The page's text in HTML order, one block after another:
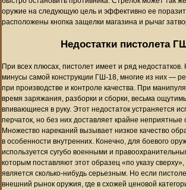
оружие на следующую цель и эффективно ее
расположены кнопка защелки магазина и рычаг
Недостатки пистолета
При всех плюсах, пистолет имеет и ряд недостатков.
минусы самой конструкции ГШ-18, многие из них —
при производстве и контроле качества. При
время заряжания, разборки и сборки, весьма
впивающиеся в руку. Этот недостаток устраняется
перчаток, но без них доставляет крайне
Множество нареканий вызывает низкое качество
в особенности внутренних. Конечно, для боевого
используется сугубо военными и
которым поставляют этот образец «по указу сверху»,
является сколько-нибудь серьезным. Но если
внешний рынок оружия, где в схожей ценовой